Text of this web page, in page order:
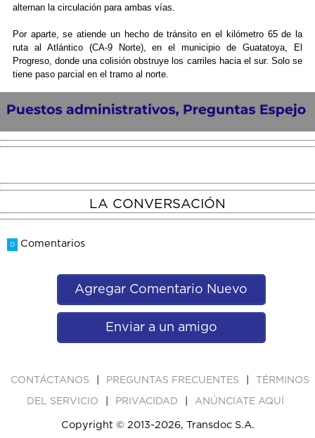
alternan la circulación para ambas vías.
Por aparte, se atiende un hecho de tránsito en el kilómetro 65 de la
ruta al Atlántico (CA-9 Norte), en el municipio de Guatatoya, El
Progreso, donde una colisión obstruye los carriles hacia el sur. Solo se
tiene paso parcial en el tramo al norte.
LA CONVERSACIÓN
0 Comentarios
Agregar Comentario Nuevo
Enviar a un amigo
CONTÁCTANOS PREGUNTAS FRECUENTES TÉRMINOS
DEL SERVICIO PRIVACIDAD ANÚNCIATE AQUÍ
Copyright © 2013-2026, Transdoc S.A.